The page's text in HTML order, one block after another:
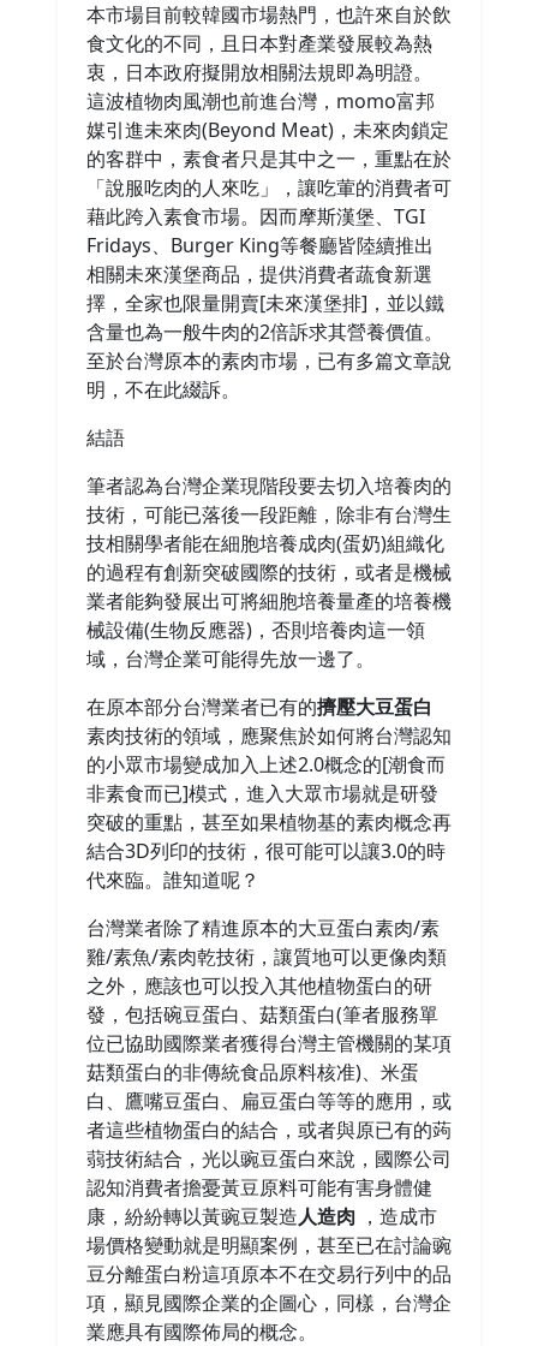
本市場目前較韓國市場熱門，也許來自於飲
食文化的不同，且日本對產業發展較為熱
衷，日本政府擬開放相關法規即為明證。
這波植物肉風潮也前進台灣，momo富邦
媒引進未來肉(Beyond Meat)，未來肉鎖定
的客群中，素食者只是其中之一，重點在於
「說服吃肉的人來吃」，讓吃葷的消費者可
藉此跨入素食市場。因而摩斯漢堡、TGI
Fridays、Burger King等餐廳皆陸續推出
相關未來漢堡商品，提供消費者蔬食新選
擇，全家也限量開賣[未來漢堡排]，並以鐵
含量也為一般牛肉的2倍訴求其營養價值。
至於台灣原本的素肉市場，已有多篇文章說
明，不在此綴訴。
結語
筆者認為台灣企業現階段要去切入培養肉的
技術，可能已落後一段距離，除非有台灣生
技相關學者能在細胞培養成肉(蛋奶)組織化
的過程有創新突破國際的技術，或者是機械
業者能夠發展出可將細胞培養量產的培養機
械設備(生物反應器)，否則培養肉這一領
域，台灣企業可能得先放一邊了。
在原本部分台灣業者已有的擠壓大豆蛋白
素肉技術的領域，應聚焦於如何將台灣認知
的小眾市場變成加入上述2.0概念的[潮食而
非素食而已]模式，進入大眾市場就是研發
突破的重點，甚至如果植物基的素肉概念再
結合3D列印的技術，很可能可以讓3.0的時
代來臨。誰知道呢？
台灣業者除了精進原本的大豆蛋白素肉/素
雞/素魚/素肉乾技術，讓質地可以更像肉類
之外，應該也可以投入其他植物蛋白的研
發，包括碗豆蛋白、菇類蛋白(筆者服務單
位已協助國際業者獲得台灣主管機關的某項
菇類蛋白的非傳統食品原料核准)、米蛋
白、鷹嘴豆蛋白、扁豆蛋白等等的應用，或
者這些植物蛋白的結合，或者與原已有的蒟
蒻技術結合，光以豌豆蛋白來說，國際公司
認知消費者擔憂黃豆原料可能有害身體健
康，紛紛轉以黃豌豆製造人造肉 ，造成市
場價格變動就是明顯案例，甚至已在討論豌
豆分離蛋白粉這項原本不在交易行列中的品
項，顯見國際企業的企圖心，同樣，台灣企
業應具有國際佈局的概念。